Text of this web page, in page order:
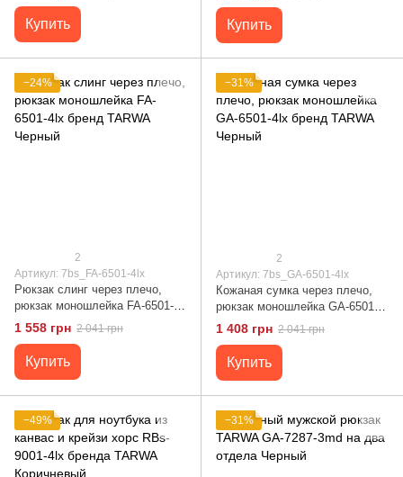
Купить Купить
−24%
2
Артикул: 7bs_FA-6501-4lx
Рюкзак слинг через плечо,
рюкзак моношлейка FA-6501-
4lx бренд TARWA Черный
1 558 грн 2 041 грн
Купить
−31%
2
Артикул: 7bs_GA-6501-4lx
Кожаная сумка через плечо,
рюкзак моношлейка GA-6501-
4lx бренд TARWA Черный
1 408 грн 2 041 грн
Купить
−49% −31%